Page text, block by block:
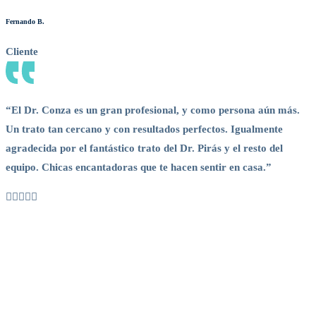
Fernando B.
Cliente
“El Dr. Conza es un gran profesional, y como persona aún más.
Un trato tan cercano y con resultados perfectos. Igualmente
agradecida por el fantástico trato del Dr. Pirás y el resto del
equipo. Chicas encantadoras que te hacen sentir en casa.”